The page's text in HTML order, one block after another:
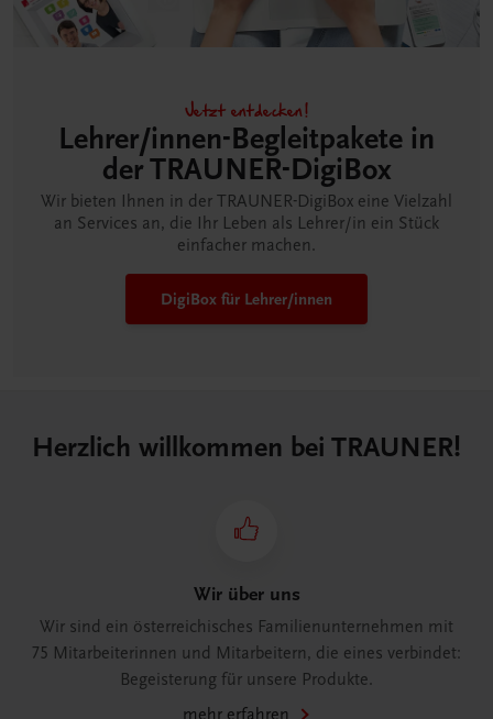
Jetzt entdecken!
Lehrer/innen-Begleitpakete in
der TRAUNER-DigiBox
Wir bieten Ihnen in der TRAUNER-DigiBox eine Vielzahl
an Services an, die Ihr Leben als Lehrer/in ein Stück
einfacher machen.
DigiBox für Lehrer/innen
Herzlich willkommen bei TRAUNER!
Wir über uns
Wir sind ein österreichisches Familienunternehmen mit
75 Mitarbeiterinnen und Mitarbeitern, die eines verbindet:
Begeisterung für unsere Produkte.
mehr erfahren